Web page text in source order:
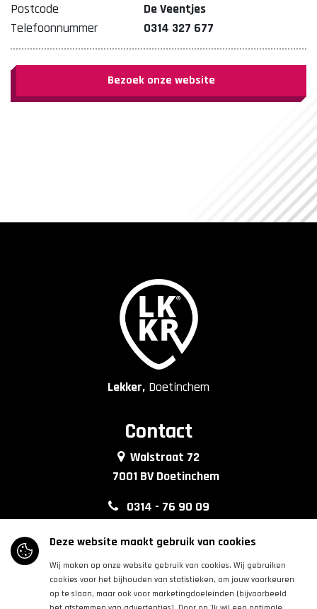
Postcode
De Veentjes
Telefoonnummer
0314 327 677
Bezoek onze website
Lekker, Doetinchem
Contact
Walstraat 72
7001 BV Doetinchem
0314 - 76 90 09
info@lkkrdoetinchem.nl
Volg ons
Deze website maakt gebruik van cookies
Wij maken op onze website gebruik van cookies. Wij gebruiken
cookies voor het bijhouden van statistieken, om jouw voorkeuren
op te slaan, maar ook voor marketingdoeleinden (bijvoorbeeld